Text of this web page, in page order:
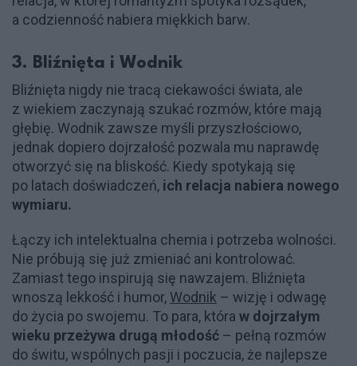
a codzienność nabiera miękkich barw.
3. Bliźnięta i Wodnik
Bliźnięta nigdy nie tracą ciekawości świata, ale
z wiekiem zaczynają szukać rozmów, które mają
głębię. Wodnik zawsze myśli przyszłościowo,
jednak dopiero dojrzałość pozwala mu naprawdę
otworzyć się na bliskość. Kiedy spotykają się
po latach doświadczeń, ich relacja nabiera nowego
wymiaru.
Łączy ich intelektualna chemia i potrzeba wolności.
Nie próbują się już zmieniać ani kontrolować.
Zamiast tego inspirują się nawzajem. Bliźnięta
wnoszą lekkość i humor, Wodnik – wizję i odwagę
do życia po swojemu. To para, która w dojrzałym
wieku przeżywa drugą młodość – pełną rozmów
do świtu, wspólnych pasji i poczucia, że najlepsze